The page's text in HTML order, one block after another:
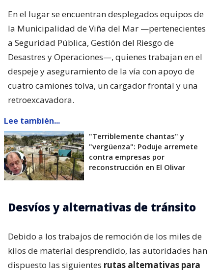
En el lugar se encuentran desplegados equipos de
la Municipalidad de Viña del Mar —pertenecientes
a Seguridad Pública, Gestión del Riesgo de
Desastres y Operaciones—, quienes trabajan en el
despeje y aseguramiento de la vía con apoyo de
cuatro camiones tolva, un cargador frontal y una
retroexcavadora.
Lee también...
"Terriblemente chantas" y
"vergüenza": Poduje arremete
contra empresas por
reconstrucción en El Olivar
Desvíos y alternativas de tránsito
Debido a los trabajos de remoción de los miles de
kilos de material desprendido, las autoridades han
dispuesto las siguientes rutas alternativas para